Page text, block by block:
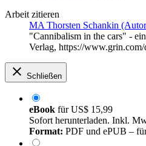
Arbeit zitieren
MA Thorsten Schankin
"Cannibalism in the cars" -
Verlag, https://
Schließen
eBook fürUS$ 15,99
Sofort herunterladen. Inkl.
Format: PDF und ePUB –